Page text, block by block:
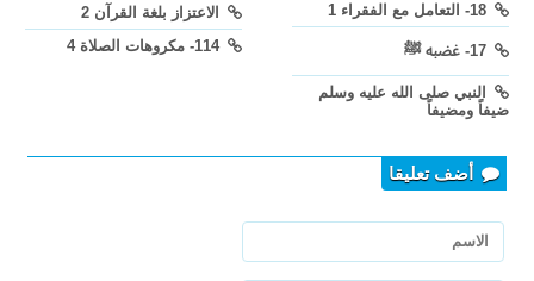
النبي صلى الله عليه وسلم
ضيفاً ومضيفاً
الاعتزاز بلغة القرآن 2
114- مكروهات الصلاة 4
أضف تعليقا